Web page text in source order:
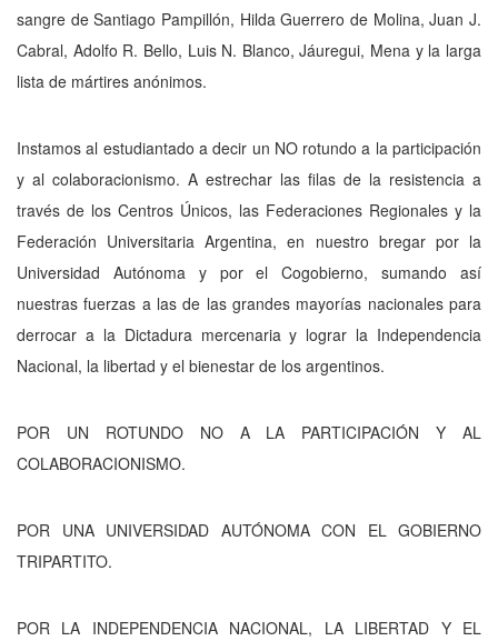
sangre de Santiago Pampillón, Hilda Guerrero de Molina, Juan J.
Cabral, Adolfo R. Bello, Luis N. Blanco, Jáuregui, Mena y la larga
lista de mártires anónimos.
Instamos al estudiantado a decir un NO rotundo a la participación
y al colaboracionismo. A estrechar las filas de la resistencia a
través de los Centros Únicos, las Federaciones Regionales y la
Federación Universitaria Argentina, en nuestro bregar por la
Universidad Autónoma y por el Cogobierno, sumando así
nuestras fuerzas a las de las grandes mayorías nacionales para
derrocar a la Dictadura mercenaria y lograr la Independencia
Nacional, la libertad y el bienestar de los argentinos.
POR UN ROTUNDO NO A LA PARTICIPACIÓN Y AL
COLABORACIONISMO.
POR UNA UNIVERSIDAD AUTÓNOMA CON EL GOBIERNO
TRIPARTITO.
POR LA INDEPENDENCIA NACIONAL, LA LIBERTAD Y EL